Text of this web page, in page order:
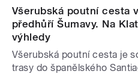
Všerubská poutní cesta
předhůří Šumavy. Na
výhledy
Všerubská poutní cesta je
trasy do španělského